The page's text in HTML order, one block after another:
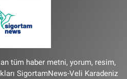
tüm haber metni, yorum, resim,
SigortamNews-Veli Karadeniz